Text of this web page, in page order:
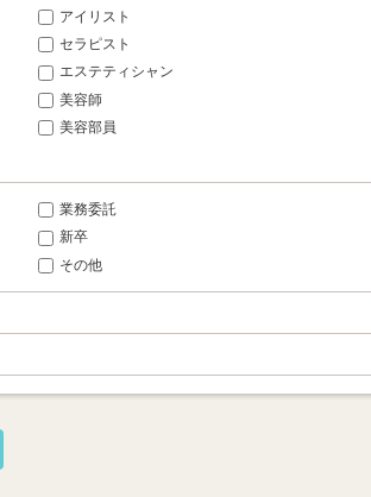
アイリスト
セラピスト
エステティシャン
美容師
美容部員
業務委託
新卒
その他